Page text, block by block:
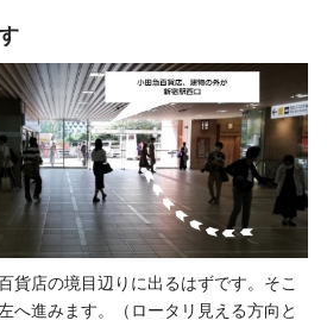
貨店の境目辺りに出るはずです。そこ
へ進みます。（ロータリ見える方向と